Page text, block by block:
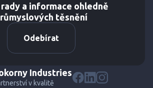
a informace ohledně
těsnění
Odebírat
Industries
v kvalitě